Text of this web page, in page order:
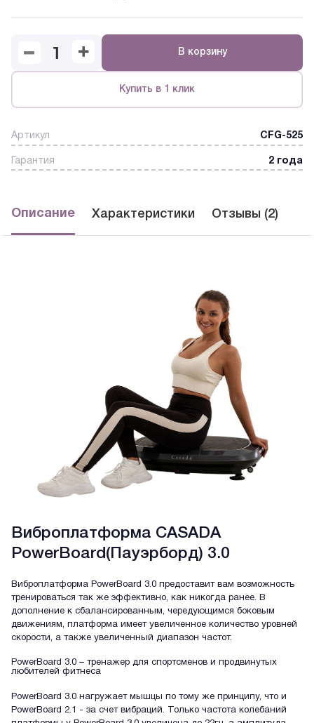
В корзину
Купить в 1 клик
Артикул CFG-525
Гарантия 2 года
Описание Характеристики Отзывы (2)
Виброплатформа CASADA
PowerBoard(Пауэрборд) 3.0
Виброплатформа PowerBoard 3.0 предоставит вам возможность
тренироваться так же эффективно, как никогда ранее. В
дополнение к сбалансированным, чередующимся боковым
движениям, платформа имеет увеличенное количество уровней
скорости, а также увеличенный диапазон частот.
PowerBoard 3.0 – тренажер для спортсменов и продвинутых
любителей фитнеса
PowerBoard 3.0 нагружает мышцы по тому же принципу, что и
PowerBoard 2.1 - за счет вибраций. Только частота колебаний